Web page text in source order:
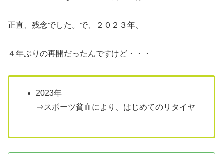
正直、残念でした。で、２０２３年、
４年ぶりの再開だったんですけど・・・
2023年
⇒スポーツ貧血により、はじめてのリタイヤ